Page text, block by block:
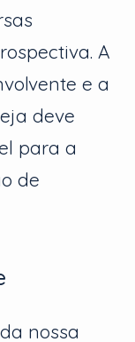
A
e a
deve
para a
de
nossa